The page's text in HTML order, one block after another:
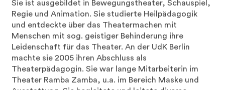
Sie ist ausgebildet in Bewegungstheater, Schauspiel,
Regie und Animation. Sie studierte Heilpädagogik
und entdeckte über das Theatermachen mit
Menschen mit sog. geistiger Behinderung ihre
Leidenschaft für das Theater. An der UdK Berlin
machte sie 2005 ihren Abschluss als
Theaterpädagogin. Sie war lange Mitarbeiterin im
Theater Ramba Zamba, u.a. im Bereich Maske und